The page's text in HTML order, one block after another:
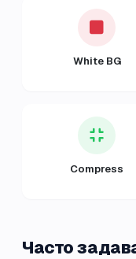
White BG
Compress
Часто